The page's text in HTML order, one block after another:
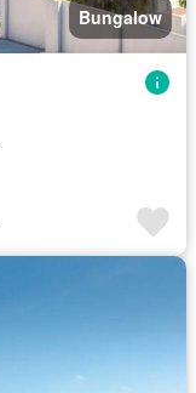
Bungalow